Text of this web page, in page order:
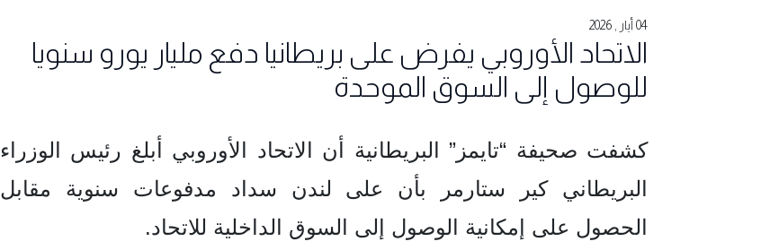
04 أيار , 2026
الاتحاد الأوروبي يفرض على بريطانيا دفع مليار يورو سنويا
للوصول إلى السوق الموحدة
كشفت صحيفة “تايمز” البريطانية أن الاتحاد الأوروبي أبلغ رئيس الوزراء
البريطاني كير ستارمر بأن على لندن سداد مدفوعات سنوية مقابل
الحصول على إمكانية الوصول إلى السوق الداخلية للاتحاد.